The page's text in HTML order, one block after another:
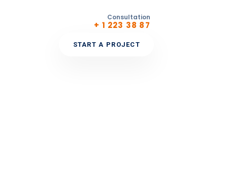
Consultation
+ 1 223 38 87
START A PROJECT